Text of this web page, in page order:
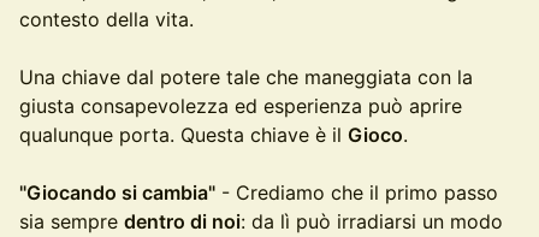
contesto della vita.
Una chiave dal potere tale che maneggiata con la
giusta consapevolezza ed esperienza può aprire
qualunque porta. Questa chiave è il Gioco.
"Giocando si cambia" - Crediamo che il primo passo
sia sempre dentro di noi: da lì può irradiarsi un modo